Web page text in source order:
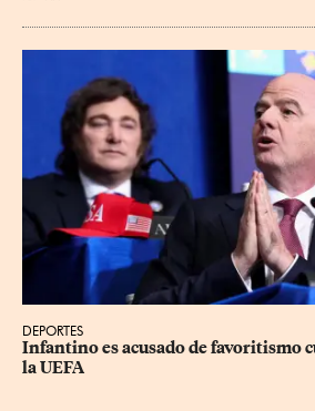
DEPORTES
Infantino es acusado de favoritismo
la UEFA